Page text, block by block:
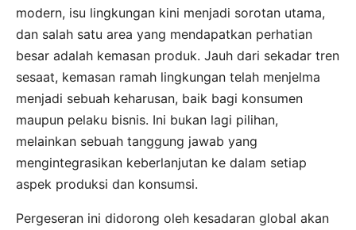
modern, isu lingkungan kini menjadi sorotan utama,
dan salah satu area yang mendapatkan perhatian
besar adalah kemasan produk. Jauh dari sekadar tren
sesaat, kemasan ramah lingkungan telah menjelma
menjadi sebuah keharusan, baik bagi konsumen
maupun pelaku bisnis. Ini bukan lagi pilihan,
melainkan sebuah tanggung jawab yang
mengintegrasikan keberlanjutan ke dalam setiap
aspek produksi dan konsumsi.
Pergeseran ini didorong oleh kesadaran global akan